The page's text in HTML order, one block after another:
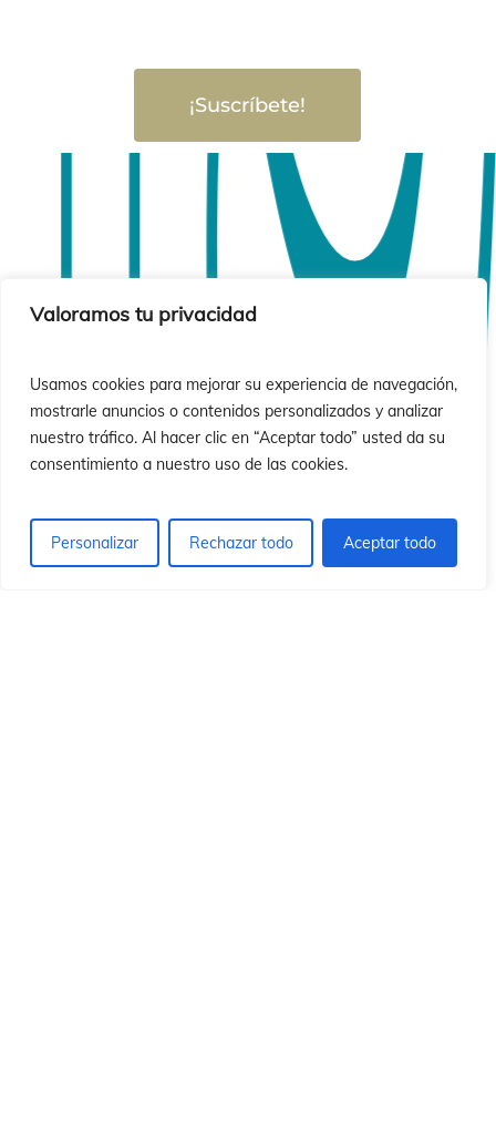
Valoramos tu privacidad
Usamos cookies para mejorar su experiencia de navegación,
mostrarle anuncios o contenidos personalizados y analizar
nuestro tráfico. Al hacer clic en “Aceptar todo” usted da su
consentimiento a nuestro uso de las cookies.
Personalizar Rechazar todo Aceptar todo
¡Suscríbete!